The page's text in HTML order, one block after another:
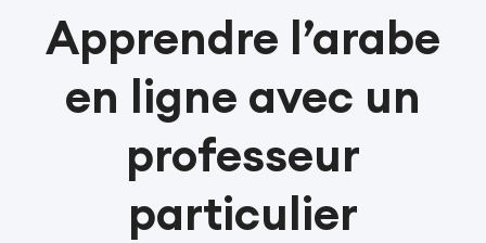
Apprendre l’arabe
en ligne avec un
professeur
particulier